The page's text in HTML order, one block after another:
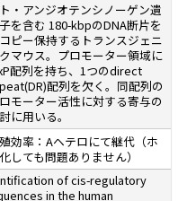
・アンジオテンシノーゲン遺
を含む 180-kbpのDNA断片を
ピー保持するトランスジェニ
マウス。プロモーター領域に
配列を持ち、1つのdirect
配列を欠く。同配列の
モーター活性に対する寄与の
に用いる。
効率：Aヘテロにて継代（ホ
しても問題ありません）
of cis-regulatory
in the human